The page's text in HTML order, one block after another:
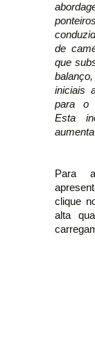
de
que
iniciais
para o
Esta
Para
clique
alta